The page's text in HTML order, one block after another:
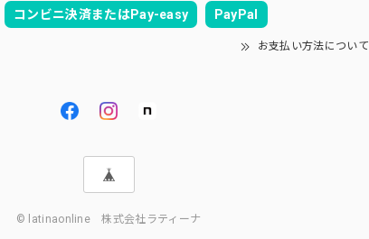
コンビニ決済またはPay-easy PayPal
お支払い方法について
© latinaonline 株式会社ラティーナ